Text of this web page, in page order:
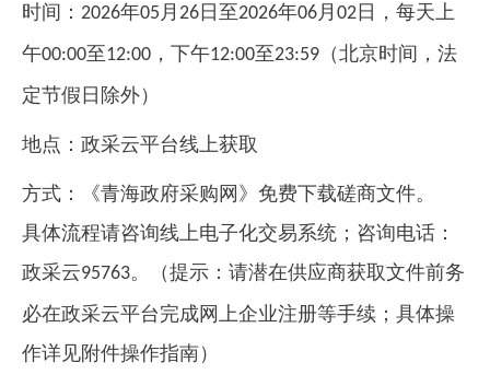
时间： 2026年05 月 26 日 至2026年06月 02 日 ，每天上
午00:00至12:00 ，下午12:00至23:59 （北京时间，法
定节假日除外）
地点： 政采云平台线上获取
方式：
《青海政府采购网》免费下载磋商文件。
具体流程请咨询线上电子化交易系统；咨询电话：
政采云95763。（提示：请潜在供应商获取文件前务
必在政采云平台完成网上企业注册等手续；具体操
作详见附件操作指南）